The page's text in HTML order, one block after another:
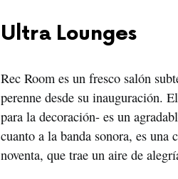
Ultra Lounges
Rec Room es un fresco salón
perenne desde su inauguración.
para la decoración- es un
cuanto a la banda sonora, es una
noventa, que trae un aire de